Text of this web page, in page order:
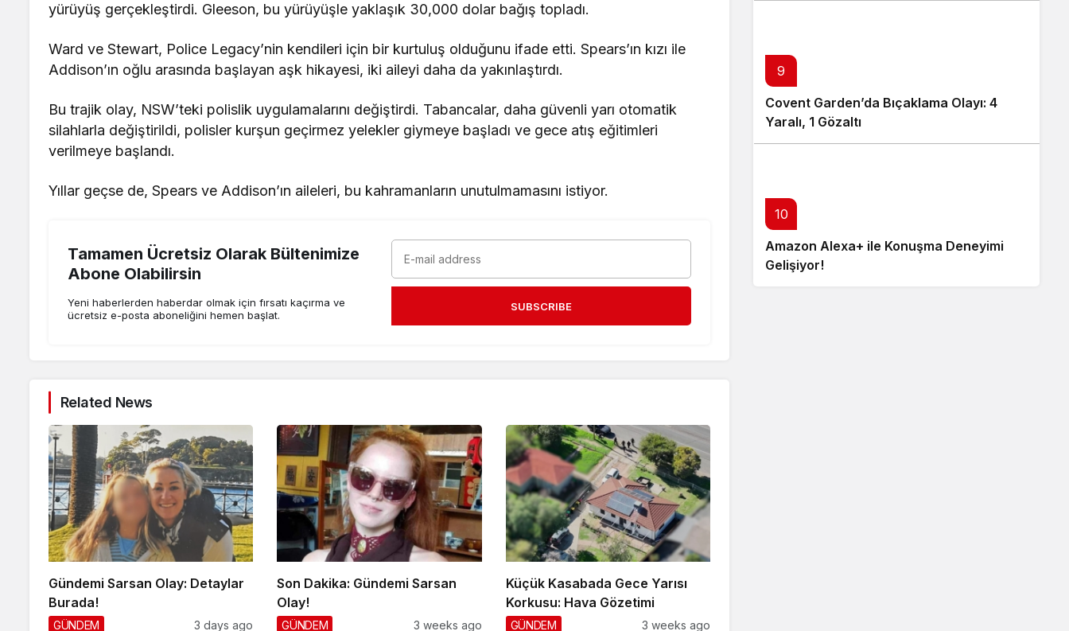
yürüyüş gerçekleştirdi. Gleeson, bu yürüyüşle yaklaşık 30,000 dolar bağış topladı.
Ward ve Stewart, Police Legacy’nin kendileri için bir kurtuluş olduğunu ifade etti. Spears’ın kızı ile
Addison’ın oğlu arasında başlayan aşk hikayesi, iki aileyi daha da yakınlaştırdı.
Bu trajik olay, NSW’teki polislik uygulamalarını değiştirdi. Tabancalar, daha güvenli yarı otomatik
silahlarla değiştirildi, polisler kurşun geçirmez yelekler giymeye başladı ve gece atış eğitimleri
verilmeye başlandı.
Yıllar geçse de, Spears ve Addison’ın aileleri, bu kahramanların unutulmamasını istiyor.
Tamamen Ücretsiz Olarak Bültenimize
Abone Olabilirsin
Yeni haberlerden haberdar olmak için fırsatı kaçırma ve
ücretsiz e-posta aboneliğini hemen başlat.
SUBSCRIBE
Related News
Gündemi Sarsan Olay: Detaylar
Burada!
GÜNDEM 3 days ago
Son Dakika: Gündemi Sarsan
Olay!
GÜNDEM 3 weeks ago
Küçük Kasabada Gece Yarısı
Korkusu: Hava Gözetimi
GÜNDEM 3 weeks ago
9
Covent Garden’da Bıçaklama Olayı: 4
Yaralı, 1 Gözaltı
10
Amazon Alexa+ ile Konuşma Deneyimi
Gelişiyor!